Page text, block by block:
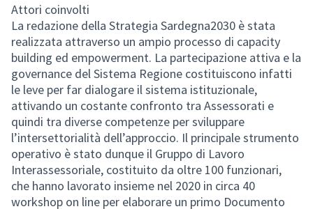
Attori coinvolti
La redazione della Strategia Sardegna2030 è stata
realizzata attraverso un ampio processo di capacity
building ed empowerment. La partecipazione attiva e la
governance del Sistema Regione costituiscono infatti
le leve per far dialogare il sistema istituzionale,
attivando un costante confronto tra Assessorati e
quindi tra diverse competenze per sviluppare
l’intersettorialità dell’approccio. Il principale strumento
operativo è stato dunque il Gruppo di Lavoro
Interassessoriale, costituito da oltre 100 funzionari,
che hanno lavorato insieme nel 2020 in circa 40
workshop on line per elaborare un primo Documento